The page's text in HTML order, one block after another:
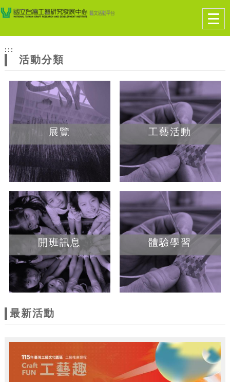
網
站
主
題
跳到主要內容
網站導覽
:::
活動分類
展覽 工藝活動
開班訊息 體驗學習
最新活動